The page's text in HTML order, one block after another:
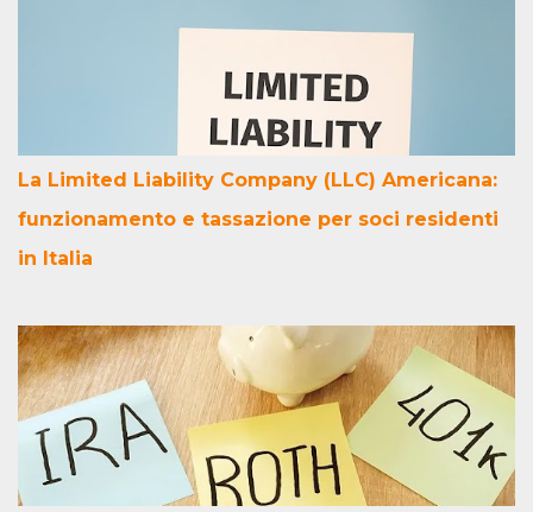
La Limited Liability Company (LLC) Americana:
funzionamento e tassazione per soci residenti
in Italia